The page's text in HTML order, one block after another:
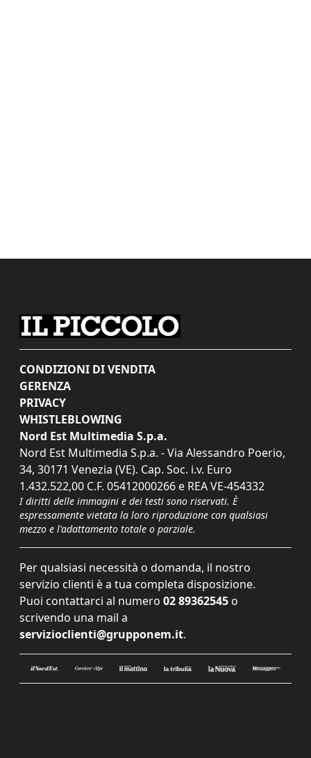
CONDIZIONI DI VENDITA
GERENZA
PRIVACY
WHISTLEBLOWING
Nord Est Multimedia S.p.a.
Nord Est Multimedia S.p.a. - Via Alessandro Poerio,
34, 30171 Venezia (VE). Cap. Soc. i.v. Euro
1.432.522,00 C.F. 05412000266 e REA VE-454332
I diritti delle immagini e dei testi sono riservati. È
espressamente vietata la loro riproduzione con qualsiasi
mezzo e l'adattamento totale o parziale.
Per qualsiasi necessità o domanda, il nostro
servizio clienti è a tua completa disposizione.
Puoi contattarci al numero 02 89362545 o
scrivendo una mail a
servizioclienti@grupponem.it.